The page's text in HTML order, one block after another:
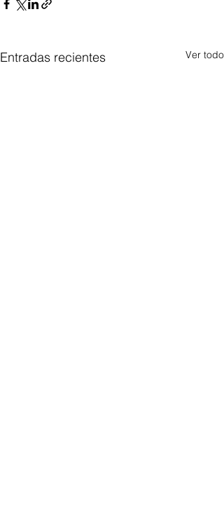
Entradas recientes Ver todo